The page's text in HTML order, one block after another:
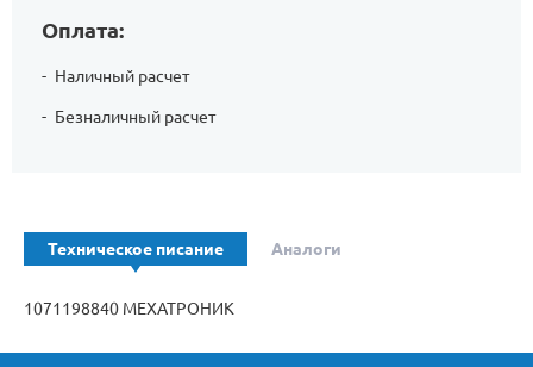
Оплата:
Наличный расчет
Безналичный расчет
Техническое писание Аналоги
1071198840 МЕХАТРОНИК